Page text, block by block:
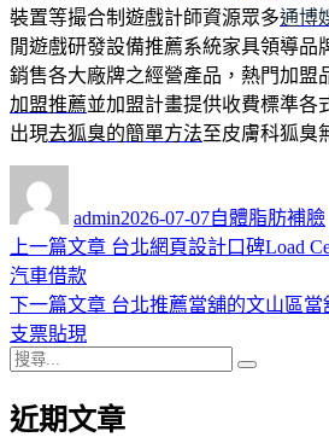
裝置等撮合制遊戲計師資源眾多通博
閒遊戲研發設備推薦系統家具領導品
銷售各大廠牌之經營產品，熱門加盟
加盟推薦並加盟計畫提供收費標準各
出現去狐臭的簡單方法至皮膚科狐臭
admin佈
日
2026-07-07類
自體脂肪補臉
文
章
導
覽
上一篇文章 上
篇
台北網頁設計口碑Load
汽車借款
下一篇文章 下
章:
台北推薦當舖的文山區
支票貼現
搜
關
近期文章